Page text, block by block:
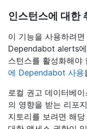
인스턴스에 대한
이 기능을 사용하려
Dependabot alerts
스턴스를 활성화해야
에 Dependabot 사용
로컬 권고 데이터베
의 영향을 받는 리포
지토리를 보려면 해